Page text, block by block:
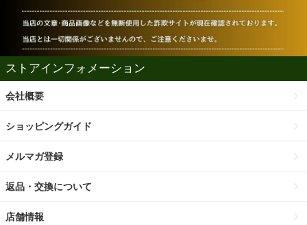
ストアインフォメーション
会社概要
ショッピングガイド
メルマガ登録
返品・交換について
店舗情報